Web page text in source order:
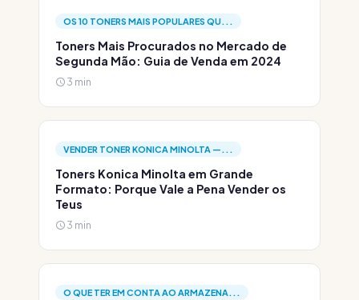
OS 10 TONERS MAIS POPULARES QU...
Toners Mais Procurados no Mercado de
Segunda Mão: Guia de Venda em 2024
3 min
VENDER TONER KONICA MINOLTA —...
Toners Konica Minolta em Grande
Formato: Porque Vale a Pena Vender os
Teus
3 min
O QUE TER EM CONTA AO ARMAZENA...